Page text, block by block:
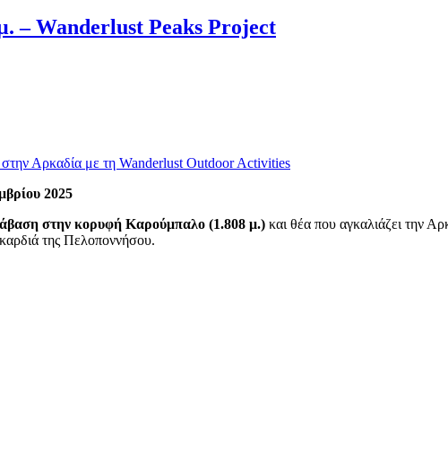
– Wanderlust Peaks Project
2025
στην κορυφή Καρούμπαλο (1.808 μ.) και θέα που αγκαλιάζει την
της Πελοποννήσου.